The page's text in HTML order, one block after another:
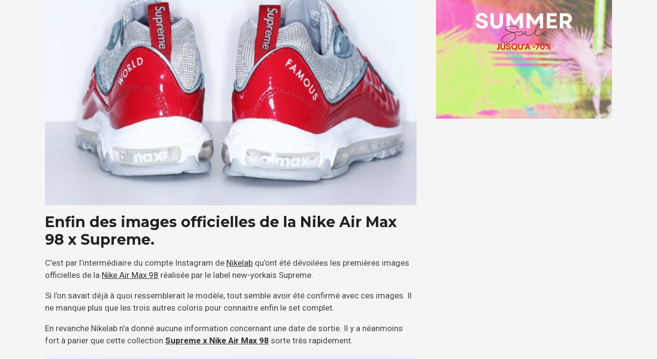
Enfin des images officielles de la Nike Air Max
98 x Supreme.
C’est par l’intermédiaire du compte Instagram de Nikelab qu’ont été dévoilées les premières images
officielles de la Nike Air Max 98 réalisée par le label new-yorkais Supreme.
Si l’on savait déjà à quoi ressemblerait le modèle, tout semble avoir été confirmé avec ces images. Il
ne manque plus que les trois autres coloris pour connaitre enfin le set complet.
En revanche Nikelab n’a donné aucune information concernant une date de sortie. Il y a néanmoins
fort à parier que cette collection Supreme x Nike Air Max 98 sorte très rapidement.